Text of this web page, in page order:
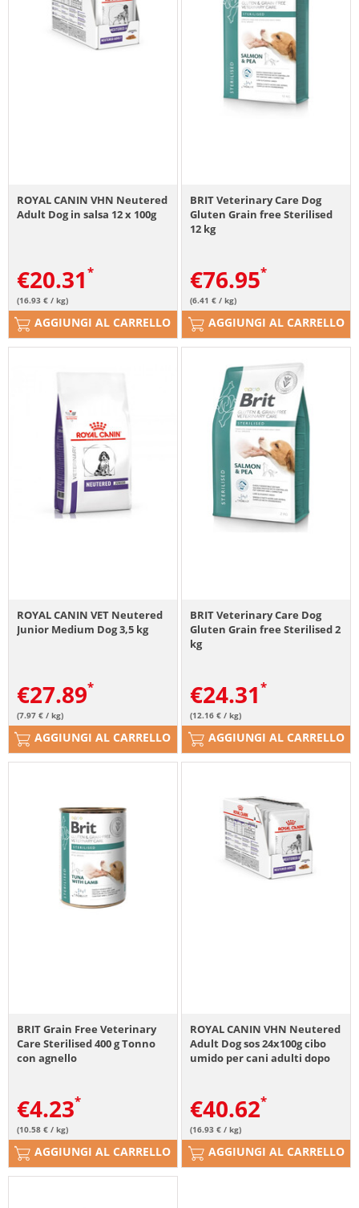
ROYAL CANIN VHN Neutered
Adult Dog in salsa 12 x 100g
€20.31
(16.93 € / kg)
AGGIUNGI AL CARRELLO
BRIT Veterinary Care Dog
Gluten Grain free Sterilised
12 kg
€76.95
(6.41 € / kg)
AGGIUNGI AL CARRELLO
ROYAL CANIN VET Neutered
Junior Medium Dog 3,5 kg
€27.89
(7.97 € / kg)
AGGIUNGI AL CARRELLO
BRIT Veterinary Care Dog
Gluten Grain free Sterilised 2
kg
€24.31
(12.16 € / kg)
AGGIUNGI AL CARRELLO
BRIT Grain Free Veterinary
Care Sterilised 400 g Tonno
con agnello
€4.23
(10.58 € / kg)
AGGIUNGI AL CARRELLO
ROYAL CANIN VHN Neutered
Adult Dog sos 24x100g cibo
umido per cani adulti dopo
con pelle sensibile
€40.62
(16.93 € / kg)
AGGIUNGI AL CARRELLO